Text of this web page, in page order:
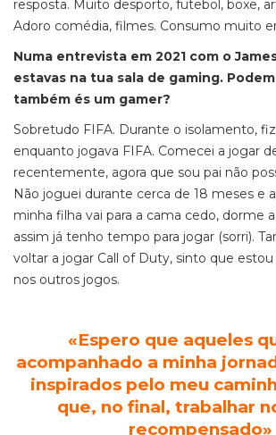
resposta. Muito desporto, futebol, boxe,
Adoro comédia, filmes. Consumo muito
Numa entrevista em 2021 com o
estavas na tua sala de gaming.
também és um gamer?
Sobretudo FIFA. Durante o isolamento,
enquanto jogava FIFA. Comecei a jogar
recentemente, agora que sou pai não
Não joguei durante cerca de 18 meses e
minha filha vai para a cama cedo, dorme
assim já tenho tempo para jogar (sorri).
voltar a jogar Call of Duty, sinto que estou
nos outros jogos.
«Espero que aqueles
acompanhado a minha
inspirados pelo meu
que, no final, trabalhar
recompensado»